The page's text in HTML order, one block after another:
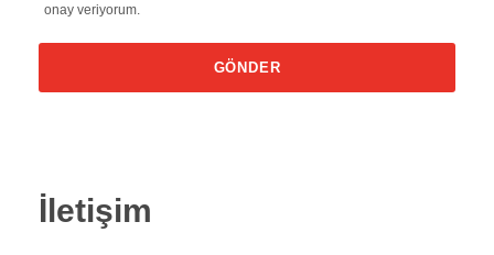
onay veriyorum.
İletişim